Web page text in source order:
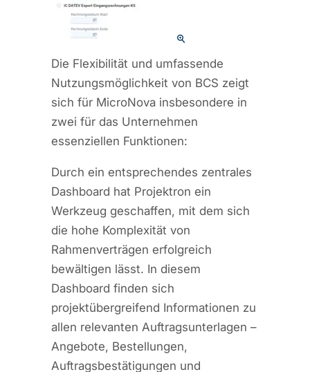
Die Flexibilität und umfassende
Nutzungsmöglichkeit von BCS zeigt
sich für MicroNova insbesondere in
zwei für das Unternehmen
essenziellen Funktionen:
Durch ein entsprechendes zentrales
Dashboard hat Projektron ein
Werkzeug geschaffen, mit dem sich
die hohe Komplexität von
Rahmenverträgen erfolgreich
bewältigen lässt. In diesem
Dashboard finden sich
projektübergreifend Informationen zu
allen relevanten Auftragsunterlagen –
Angebote, Bestellungen,
Auftragsbestätigungen und